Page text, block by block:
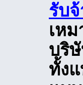
รับ
เห
บริ
ทั้ง